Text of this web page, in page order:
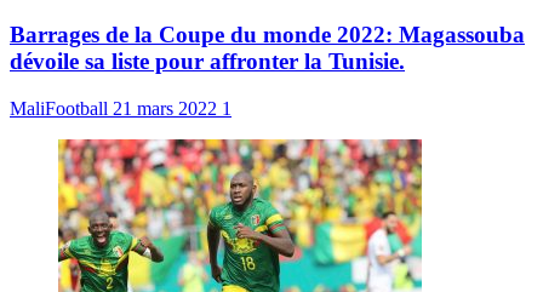
Barrages de la Coupe du monde 2022: Magassouba
dévoile sa liste pour affronter la Tunisie.
MaliFootball 21 mars 2022 1